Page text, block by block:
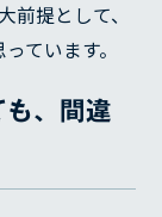
提として、
ています。
、間違